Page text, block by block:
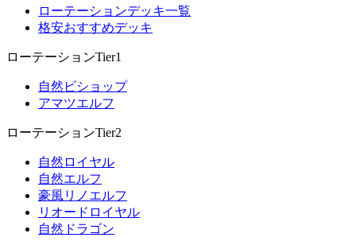
ローテーションデッキ一覧
格安おすすめデッキ
ローテーションTier1
自然ビショップ
アマツエルフ
ローテーションTier2
自然ロイヤル
自然エルフ
豪風リノエルフ
リオードロイヤル
自然ドラゴン